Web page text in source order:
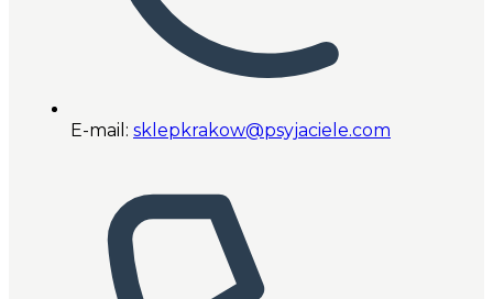
E-mail: sklepkrakow@psyjaciele.com